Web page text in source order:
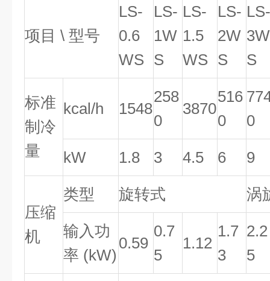
项目 \ 型号
LS-
0.6
WS
LS-
1W
S
LS-
1.5
WS
LS-
2W
S
LS-
3W
S
标准
制冷
量
kcal/h 1548
258
0
3870
516
0
0
kW 1.8 3 4.5 6 9
压缩
机
类型 旋转式 涡
输入功
率 (kW)
0.59
0.7
5
1.12
1.7
3
2.2
5